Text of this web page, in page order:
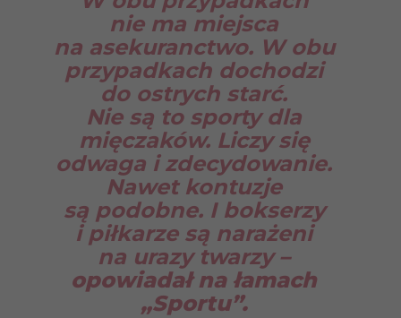
nie ma miejsca
na asekuranctwo. W obu
przypadkach dochodzi
do ostrych starć.
Nie są to sporty dla
mięczaków. Liczy się
odwaga i zdecydowanie.
Nawet kontuzje
są podobne. I bokserzy
i piłkarze są narażeni
na urazy twarzy –
opowiadał na łamach
„Sportu”.